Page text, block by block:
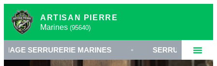
ARTISAN PIERRE
Marines (95640)
MARINES • SERRURIER VAL-D'OISE 95